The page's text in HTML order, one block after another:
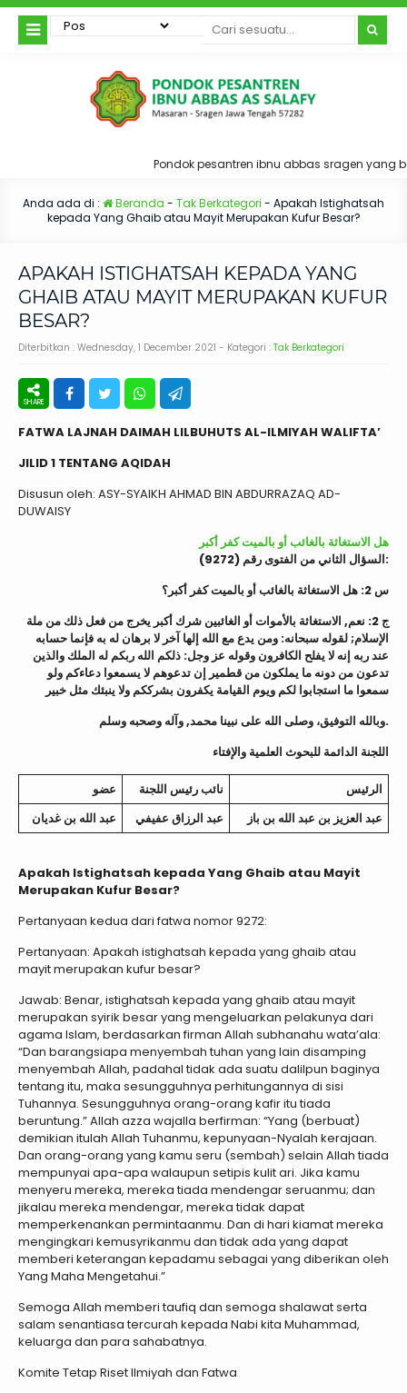
Pondok pesantren ibnu abbas sragen yang
Anda ada di : Beranda - Tak Berkategori - Apakah Istighatsah
kepada Yang Ghaib atau Mayit Merupakan Kufur Besar?
APAKAH ISTIGHATSAH KEPADA YANG
GHAIB ATAU MAYIT MERUPAKAN KUFUR
BESAR?
Diterbitkan : Wednesday, 1 December 2021 - Kategori : Tak Berkategori
FATWA LAJNAH DAIMAH LILBUHUTS AL-ILMIYAH WALIFTA’
JILID 1 TENTANG AQIDAH
Disusun oleh: ASY-SYAIKH AHMAD BIN ABDURRAZAQ AD-
DUWAISY
هل الاستغاثة بالغائب أو بالميت كفر أكبر
السؤال الثاني من الفتوى رقم (9272):
س 2: هل الاستغاثة بالغائب أو بالميت كفر أكبر؟
ج 2: نعم, الاستغاثة بالأموات أو الغائبين شرك أكبر يخرج من فعل ذلك من ملة
الإسلام; لقوله سبحانه: ومن يدع مع الله إلها آخر لا برهان له به فإنما حسابه
عند ربه إنه لا يفلح الكافرون وقوله عز وجل: ذلكم الله ربكم له الملك والذين
تدعون من دونه ما يملكون من قطمير إن تدعوهم لا يسمعوا دعاءكم ولو
سمعوا ما استجابوا لكم ويوم القيامة يكفرون بشرككم ولا ينبئك مثل خبير
وبالله التوفيق، وصلى الله على نبينا محمد, وآله وصحبه وسلم.
اللجنة الدائمة للبحوث العلمية والإفتاء
عضو نائب رئيس اللجنة
الرئيس
عبد الله بن غديان
عبد الرزاق عفيفي عبد العزيز بن عبد الله بن باز
Apakah Istighatsah kepada Yang Ghaib atau Mayit
Merupakan Kufur Besar?
Pertanyaan kedua dari fatwa nomor 9272:
Pertanyaan: Apakah istighatsah kepada yang ghaib atau
mayit merupakan kufur besar?
Jawab: Benar, istighatsah kepada yang ghaib atau mayit
merupakan syirik besar yang mengeluarkan pelakunya dari
agama Islam, berdasarkan firman Allah subhanahu wata’ala:
“Dan barangsiapa menyembah tuhan yang lain disamping
menyembah Allah, padahal tidak ada suatu dalilpun baginya
tentang itu, maka sesungguhnya perhitungannya di sisi
Tuhannya. Sesungguhnya orang-orang kafir itu tiada
beruntung.” Allah azza wajalla berfirman: “Yang (berbuat)
demikian itulah Allah Tuhanmu, kepunyaan-Nyalah kerajaan.
Dan orang-orang yang kamu seru (sembah) selain Allah tiada
mempunyai apa-apa walaupun setipis kulit ari. Jika kamu
menyeru mereka, mereka tiada mendengar seruanmu; dan
jikalau mereka mendengar, mereka tidak dapat
memperkenankan permintaanmu. Dan di hari kiamat mereka
mengingkari kemusyrikanmu dan tidak ada yang dapat
memberi keterangan kepadamu sebagai yang diberikan oleh
Yang Maha Mengetahui.”
Semoga Allah memberi taufiq dan semoga shalawat serta
salam senantiasa tercurah kepada Nabi kita Muhammad,
keluarga dan para sahabatnya.
Komite Tetap Riset Ilmiyah dan Fatwa